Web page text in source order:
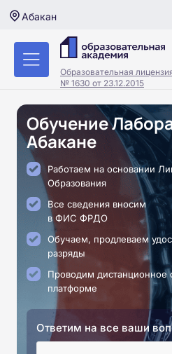
Абакан
Образовательная
№ 1630 от 23.12.2015
Обучение
Абакане
Работаем на основании
Образования
Все сведения вносим
в ФИС ФРДО
Обучаем, продлеваем
разряды
Проводим дистанционное
платформе
Ответим на все ваши